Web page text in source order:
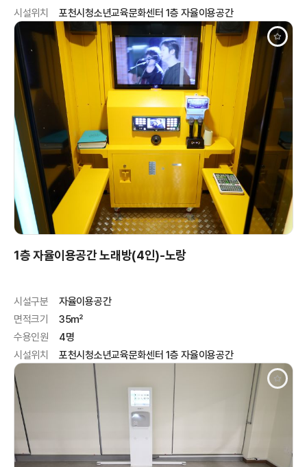
시설위치
포천시청소년교육문화센터 1층 자율이용공간
1층 자율이용공간 노래방(4인)-노랑
시설구분
자율이용공간
면적크기
35㎡
수용인원
4명
시설위치
포천시청소년교육문화센터 1층 자율이용공간